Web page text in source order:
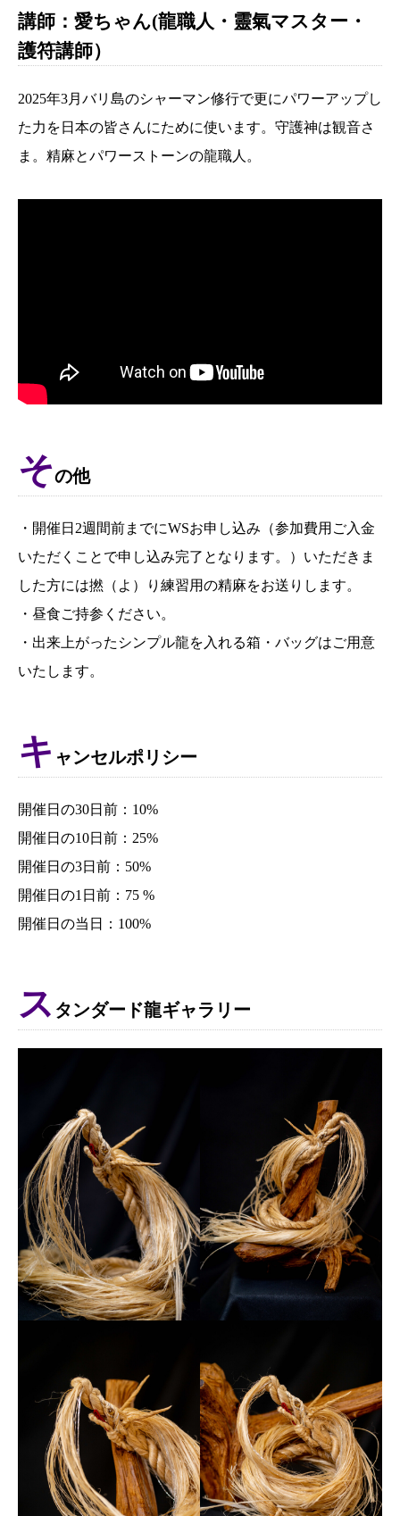
講師：愛ちゃん(龍職人・靈氣マスター・
護符講師）
2025年3月バリ島のシャーマン修行で更にパワーアップし
た力を日本の皆さんにために使います。守護神は観音さ
ま。精麻とパワーストーンの龍職人。
その他
・開催日2週間前までにWSお申し込み（参加費用ご入金
いただくことで申し込み完了となります。）いただきま
した方には撚（よ）り練習用の精麻をお送りします。
・昼食ご持参ください。
・出来上がったシンプル龍を入れる箱・バッグはご用意
いたします。
キ ャンセルポリシー
開催日の30日前：10%
開催日の10日前：25%
開催日の3日前：50%
開催日の1日前：75 %
開催日の当日：100%
ス タンダード龍ギャラリー